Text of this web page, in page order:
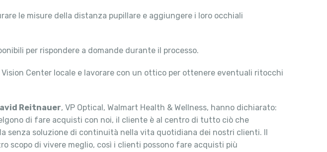
le misure della distanza pupillare e aggiungere i loro occhiali
per rispondere a domande durante il processo.
Center locale e lavorare con un ottico per ottenere eventuali ritocchi
Reitnauer, VP Optical, Walmart Health & Wellness, hanno dichiarato:
di fare acquisti con noi, il cliente è al centro di tutto ciò che
senza soluzione di continuità nella vita quotidiana dei nostri clienti. Il
scopo di vivere meglio, così i clienti possono fare acquisti più